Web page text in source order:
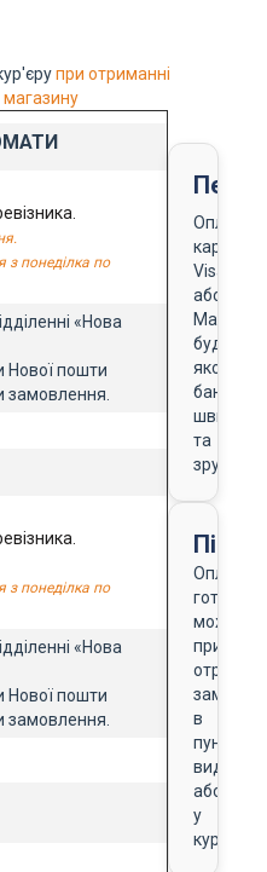
при отриманні
магазину
з понеділка по
«Нова
Нової пошти
замовлення.
з понеділка по
«Нова
Нової пошти
замовлення.
Оплата
карткою
Visa
або
будь-
якого
банку
швидко
та
зручно
Оплата
готівкою
можлива
при
в
пункті
видачі
або
у
кур'єра